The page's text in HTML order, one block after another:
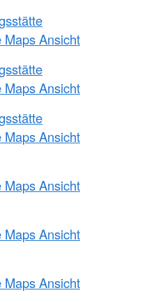
Maps Ansicht
Maps Ansicht
Maps Ansicht
Maps Ansicht
Maps Ansicht
Maps Ansicht